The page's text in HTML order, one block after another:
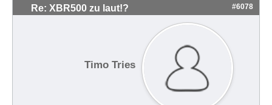
Re: XBR500 zu laut!? #6078
Timo Tries